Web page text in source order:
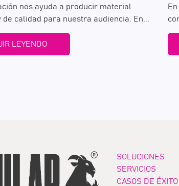
nos ayuda a producir material
de calidad para nuestra audiencia. En...
LEYENDO
SOLUCIONES
SERVICIOS
CASOS DE ÉXITO